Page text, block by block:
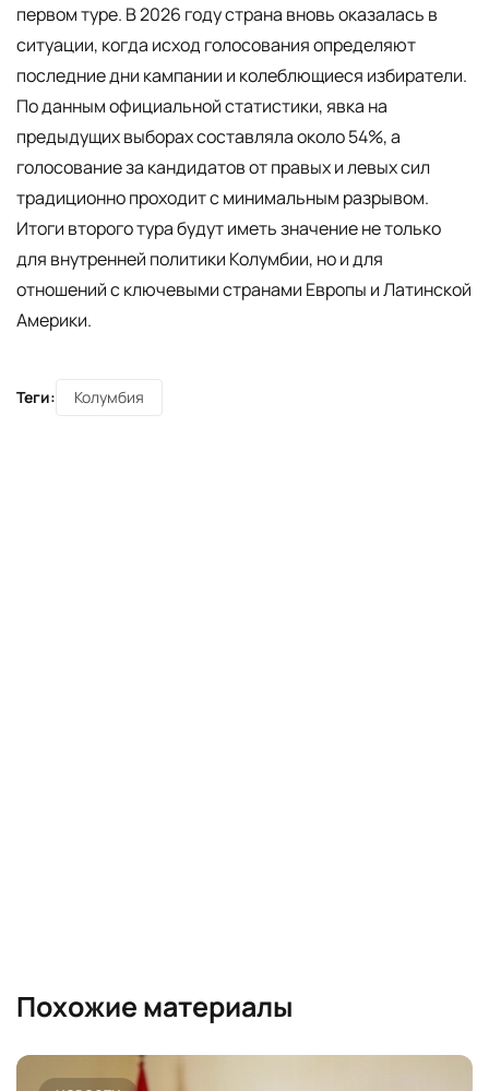
первом туре. В 2026 году страна вновь оказалась в
ситуации, когда исход голосования определяют
последние дни кампании и колеблющиеся избиратели.
По данным официальной статистики, явка на
предыдущих выборах составляла около 54%, а
голосование за кандидатов от правых и левых сил
традиционно проходит с минимальным разрывом.
Итоги второго тура будут иметь значение не только
для внутренней политики Колумбии, но и для
отношений с ключевыми странами Европы и Латинской
Америки.
Теги: Колумбия
Похожие материалы